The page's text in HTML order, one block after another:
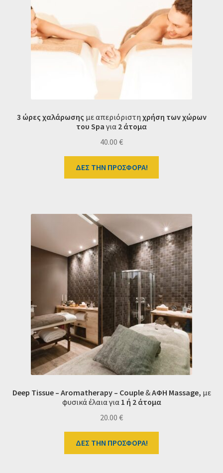
3 ώρες χαλάρωσης με απεριόριστη χρήση των χώρων
του Spa για 2 άτομα
40.00 €
ΔΕΣ ΤΗΝ ΠΡΟΣΦΟΡΑ!
Deep Tissue– Aromatherapy – Couple&ΑΦΗ Massage, με
φυσικά έλαιαγια 1 ή 2 άτομα
20.00 €
ΔΕΣ ΤΗΝ ΠΡΟΣΦΟΡΑ!